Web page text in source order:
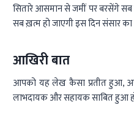
सितारे आसमान से जमीं पर बरसेंगे सब
सब ख़त्म हो जाएगी इस दिन संसार
आखिरी बात
आपको यह लेख कैसा प्रतीत हुआ,
लाभदायक और सहायक साबित हुआ